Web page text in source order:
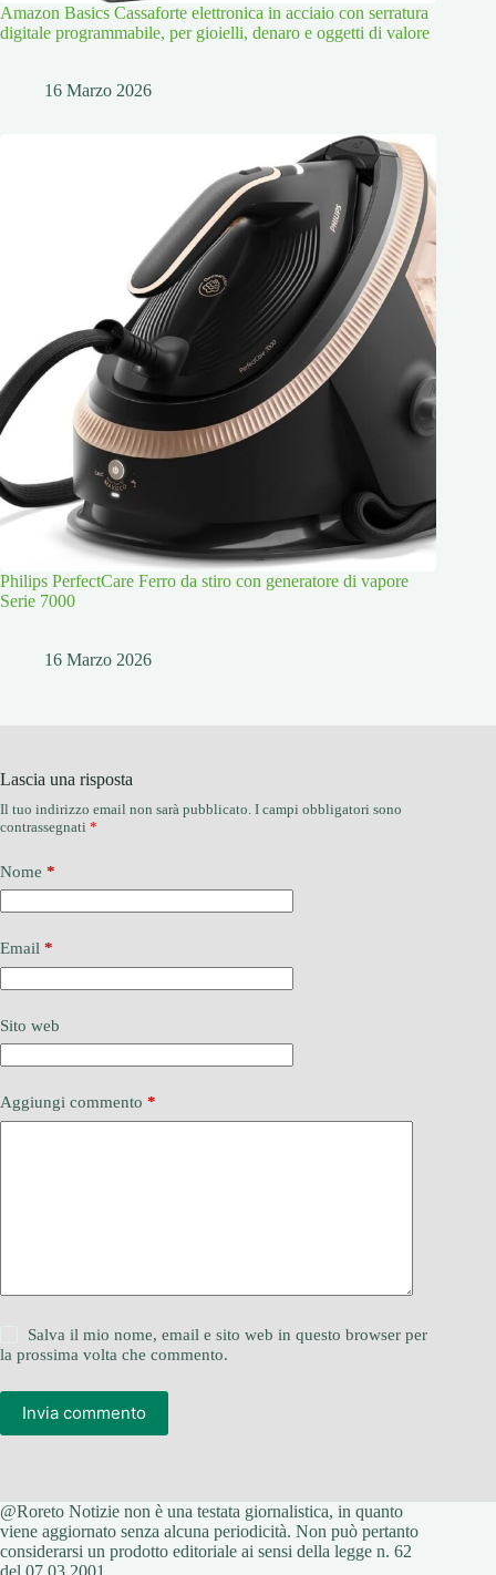
Amazon Basics Cassaforte elettronica in acciaio con serratura
digitale programmabile, per gioielli, denaro e oggetti di valore
16 Marzo 2026
Philips PerfectCare Ferro da stiro con generatore di vapore
Serie 7000
16 Marzo 2026
Lascia una risposta
Il tuo indirizzo email non sarà pubblicato. I campi obbligatori sono
contrassegnati *
Nome *
Email *
Sito web
Aggiungi commento *
Salva il mio nome, email e sito web in questo browser per
la prossima volta che commento.
Invia commento
@Roreto Notizie non è una testata giornalistica, in quanto
viene aggiornato senza alcuna periodicità. Non può pertanto
considerarsi un prodotto editoriale ai sensi della legge n. 62
del 07.03.2001.